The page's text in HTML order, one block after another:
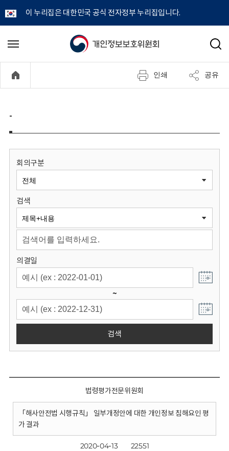
이 누리집은 대한민국 공식 전자정부 누리집입니다.
개
정
보
원
회
메
기
검
인쇄 공유
-
회의구분
검색
의결일
~
검색
법령평가전문위원회
「해사안전법 시행규칙」 일부개정안에 대한 개인정보 침해요인 평
가 결과
2020-04-13 22551